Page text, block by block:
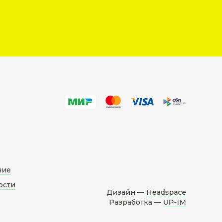
Дизайн — Headspace
Разработка — UP-IM